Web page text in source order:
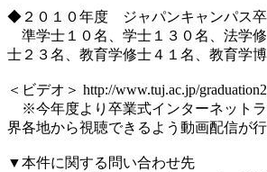
◆２０１０年度 ジャパンキャンパス卒
準学士１０名、学士１３０名、法学
士２３名、教育学修士４１名、教育学
＜ビデオ＞ http://www.tuj.ac.jp/
※今年度より卒業式インターネット
界各地から視聴できるよう動画配信が行
▼本件に関する問い合わせ先